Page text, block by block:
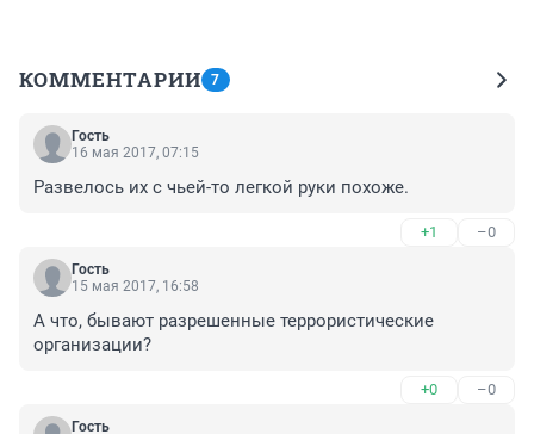
КОММЕНТАРИИ 7
Гость
16 мая 2017, 07:15
Развелось их с чьей-то легкой руки похоже.
+1 –0
Гость
15 мая 2017, 16:58
А что, бывают разрешенные террористические
организации?
+0 –0
Гость